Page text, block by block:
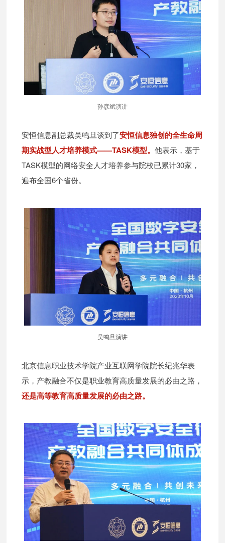
孙彦斌演讲
安恒信息副总裁吴鸣旦谈到了安恒信息独创的全生命周
期实战型人才培养模式——TASK模型。他表示，基于
TASK模型的网络安全人才培养参与院校已累计30家，
遍布全国6个省份。
吴鸣旦演讲
北京信息职业技术学院产业互联网学院院长纪兆华表
示，产教融合不仅是职业教育高质量发展的必由之路，
还是高等教育高质量发展的必由之路。